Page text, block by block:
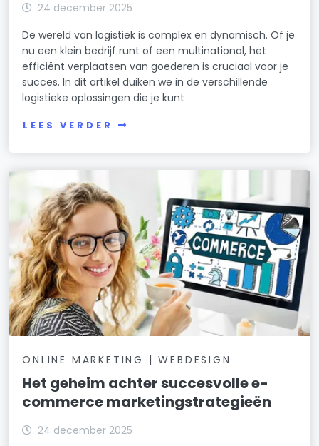
24 december 2025
De wereld van logistiek is complex en dynamisch. Of je
nu een klein bedrijf runt of een multinational, het
efficiënt verplaatsen van goederen is cruciaal voor je
succes. In dit artikel duiken we in de verschillende
logistieke oplossingen die je kunt
LEES VERDER
ONLINE MARKETING | WEBDESIGN
Het geheim achter succesvolle e-
commerce marketingstrategieën
24 december 2025